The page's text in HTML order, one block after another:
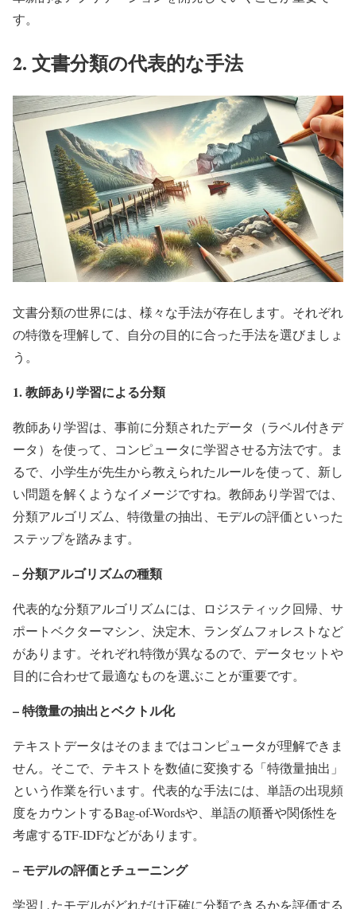
す。
2. 文書分類の代表的な手法
文書分類の世界には、様々な手法が存在します。それぞれ
の特徴を理解して、自分の目的に合った手法を選びましょ
う。
1. 教師あり学習による分類
教師あり学習は、事前に分類されたデータ（ラベル付きデ
ータ）を使って、コンピュータに学習させる方法です。ま
るで、小学生が先生から教えられたルールを使って、新し
い問題を解くようなイメージですね。教師あり学習では、
分類アルゴリズム、特徴量の抽出、モデルの評価といった
ステップを踏みます。
– 分類アルゴリズムの種類
代表的な分類アルゴリズムには、ロジスティック回帰、サ
ポートベクターマシン、決定木、ランダムフォレストなど
があります。それぞれ特徴が異なるので、データセットや
目的に合わせて最適なものを選ぶことが重要です。
– 特徴量の抽出とベクトル化
テキストデータはそのままではコンピュータが理解できま
せん。そこで、テキストを数値に変換する「特徴量抽出」
という作業を行います。代表的な手法には、単語の出現頻
度をカウントするBag-of-Wordsや、単語の順番や関係性を
考慮するTF-IDFなどがあります。
– モデルの評価とチューニング
学習したモデルがどれだけ正確に分類できるかを評価する